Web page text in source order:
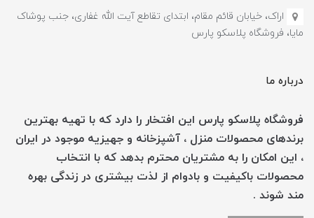
اراک، خیابان قائم مقام، ابتدای تقاطع آیت الله غفاری، جنب پوشاک
مایا، فروشگاه پلاسکو پارس
درباره ما
فروشگاه پلاسکو پارس این افتخار را دارد که با تهیه بهترین
برندهای محصولات منزل ، آشپزخانه و جهیزیه موجود در ایران
، این امکان را به مشتریان محترم بدهد که با انتخاب
محصولات باکیفیت و بادوام از لذت بیشتری در زندگی بهره
مند شوند .